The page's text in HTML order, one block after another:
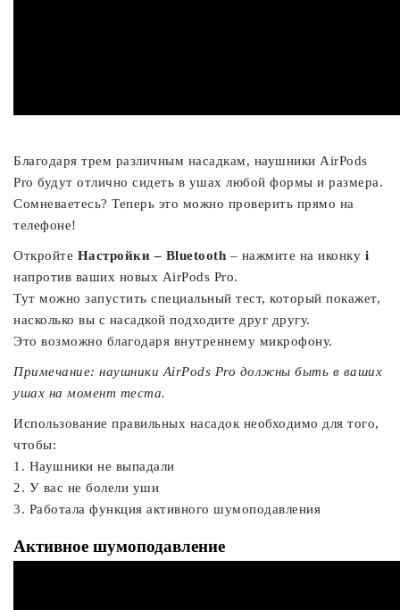
Благодаря трем различным насадкам, наушники AirPods
Pro будут отлично сидеть в ушах любой формы и размера.
Сомневаетесь? Теперь это можно проверить прямо на
телефоне!
Откройте Настройки – Bluetooth – нажмите на иконку i
напротив ваших новых AirPods Pro.
Тут можно запустить специальный тест, который покажет,
насколько вы с насадкой подходите друг другу.
Это возможно благодаря внутреннему микрофону.
Примечание: наушники AirPods Pro должны быть в ваших
ушах на момент теста.
Использование правильных насадок необходимо для того,
чтобы:
1. Наушники не выпадали
2. У вас не болели уши
3. Работала функция активного шумоподавления
Активное шумоподавление